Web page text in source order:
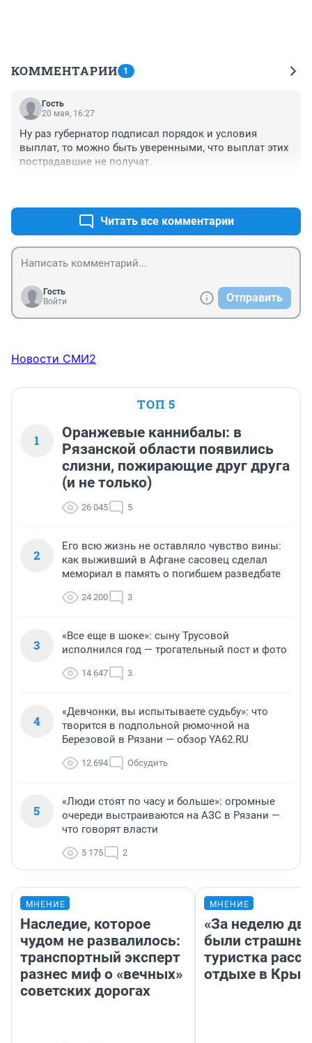
КОММЕНТАРИИ 1
Гость
20 мая, 16:27
Ну раз губернатор подписал порядок и условия
выплат, то можно быть уверенными, что выплат этих
пострадавшие не получат.
Читать все комментарии
Гость
Войти
Отправить
Новости СМИ2
ТОП 5
1
Оранжевые каннибалы: в
Рязанской области появились
слизни, пожирающие друг друга
(и не только)
26 045 5
2
Его всю жизнь не оставляло чувство вины:
как выживший в Афгане сасовец сделал
мемориал в память о погибшем разведбате
24 200 3
3
«Все еще в шоке»: сыну Трусовой
исполнился год — трогательный пост и фото
14 647 3
4
«Девчонки, вы испытываете судьбу»: что
творится в подпольной рюмочной на
Березовой в Рязани — обзор YA62.RU
12 694 Обсудить
5
«Люди стоят по часу и больше»: огромные
очереди выстраиваются на АЗС в Рязани —
что говорят власти
5 175 2
МНЕНИЕ
Наследие, которое
чудом не развалилось:
транспортный эксперт
разнес миф о «вечных»
советских дорогах
МНЕНИЕ
«За неделю
были
туристка
отдыхе в